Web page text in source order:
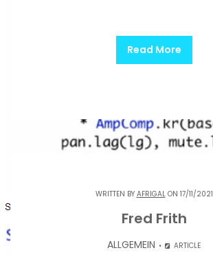
Read More
WRITTEN BY AFRIGALON 17/11/2021
Fred Frith
ALLGEMEIN ARTICLE